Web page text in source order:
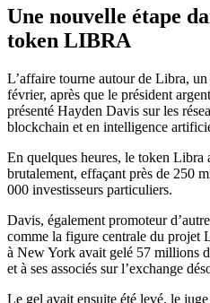
Une nouvelle étape
token LIBRA
L’affaire tourne autour de Libra,
février, après que le président
présenté Hayden Davis sur les
blockchain et en intelligence
En quelques heures, le token Libra
brutalement, effaçant près de 250
000 investisseurs particuliers.
Davis, également promoteur
comme la figure centrale du projet
à New York avait gelé 57 millions
et à ses associés sur l’exchange
Le gel avait ensuite été levé, le